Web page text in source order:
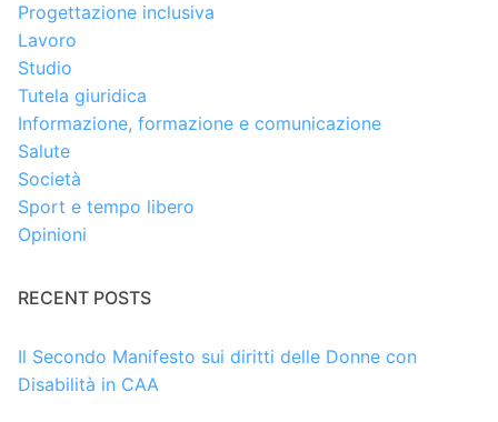
Progettazione inclusiva
Lavoro
Studio
Tutela giuridica
Informazione, formazione e comunicazione
Salute
Società
Sport e tempo libero
Opinioni
RECENT POSTS
Il Secondo Manifesto sui diritti delle Donne con
Disabilità in CAA